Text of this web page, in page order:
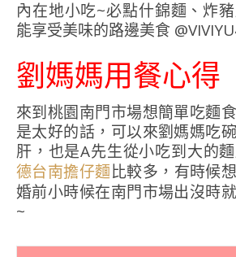
劉媽媽用餐心得
來到桃園南門市場想簡單吃麵
是太好的話，可以來劉媽媽吃
肝，也是A先生從小吃到大的
德台南擔仔麵比較多，有時候
婚前小時候在南門市場出沒時
~